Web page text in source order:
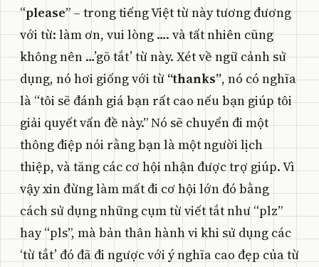
“please” – trong tiếng Việt từ này tương đương
với từ: làm ơn, vui lòng …. và tất nhiên cũng
không nên …’gõ tắt’ từ này. Xét về ngữ cảnh sử
dụng, nó hơi giống với từ“thanks”, nó có nghĩa
là “tôi sẽ đánh giá bạn rất cao nếu bạn giúp tôi
giải quyết vấn đề này.” Nó sẽ chuyển đi một
thông điệp nói rằng bạn là một người lịch
thiệp, và tăng các cơ hội nhận được trợ giúp. Vì
vậy xin đừng làm mất đi cơ hội lớn đó bằng
cách sử dụng những cụm từ viết tắt như “plz”
hay “pls”, mà bản thân hành vi khi sử dụng các
‘từ tắt’ đó đã đi ngược với ý nghĩa cao đẹp của từ